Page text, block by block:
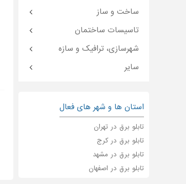
ساخت و ساز
تاسیسات ساختمان
شهرسازی، ترافیک و سازه
سایر
استان ها و شهر های فعال
تابلو برق در تهران
تابلو برق در کرج
تابلو برق در مشهد
تابلو برق در اصفهان